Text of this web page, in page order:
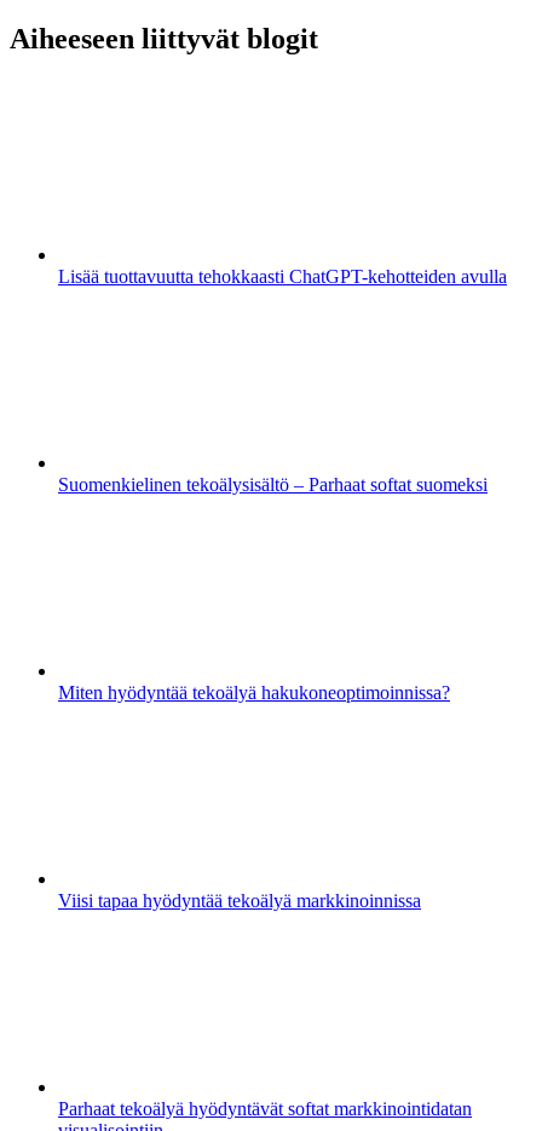
Aiheeseen liittyvät blogit
Lisää tuottavuutta tehokkaasti ChatGPT-kehotteiden avulla
Suomenkielinen tekoälysisältö – Parhaat softat suomeksi
Miten hyödyntää tekoälyä hakukoneoptimoinnissa?
Viisi tapaa hyödyntää tekoälyä markkinoinnissa
Parhaat tekoälyä hyödyntävät softat markkinointidatan